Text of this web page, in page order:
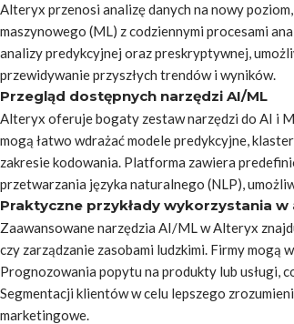
Alteryx przenosi analizę danych na nowy
maszynowego (ML) z codziennymi procesami
analizy predykcyjnej oraz preskryptywnej,
przewidywanie przyszłych trendów i wyników.
Przegląd dostępnych narzędzi AI/ML
Alteryx oferuje bogaty zestaw narzędzi do AI i
mogą łatwo wdrażać modele predykcyjne,
zakresie kodowania. Platforma zawiera
przetwarzania języka naturalnego (NLP),
Praktyczne przykłady wykorzystania w
Zaawansowane narzędzia AI/ML w Alteryx
czy zarządzanie zasobami ludzkimi. Firmy mogą
Prognozowania popytu na produkty lub usługi,
Segmentacji klientów w celu lepszego
marketingowe.